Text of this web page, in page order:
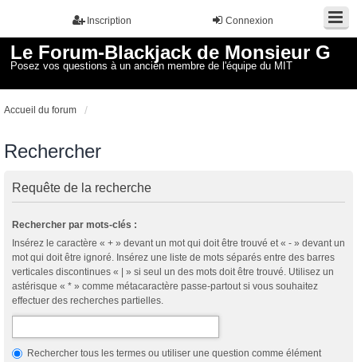
Connexion
Inscription
Le Forum-Blackjack de Monsieur G
Posez vos questions à un ancien membre de l'équipe du MIT
Accueil du forum
Rechercher
Requête de la recherche
Rechercher par mots-clés :
Insérez le caractère « + » devant un mot qui doit être trouvé et « - » devant un
mot qui doit être ignoré. Insérez une liste de mots séparés entre des barres
verticales discontinues « | » si seul un des mots doit être trouvé. Utilisez un
astérisque « * » comme métacaractère passe-partout si vous souhaitez
effectuer des recherches partielles.
Rechercher tous les termes ou utiliser une question comme élément